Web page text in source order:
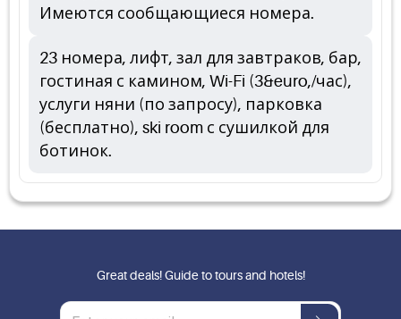
Имеются сообщающиеся номера.
23 номера, лифт, зал для завтраков, бар,
гостиная с камином, Wi-Fi (3&euro,/час),
услуги няни (по запросу), парковка
(бесплатно), ski room с сушилкой для
ботинок.
Great deals! Guide to tours and hotels!